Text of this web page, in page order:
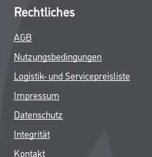
Rechtliches
AGB
Nutzungsbedingungen
Logistik- und Servicepreisliste
Impressum
Datenschutz
Integrität
Kontakt